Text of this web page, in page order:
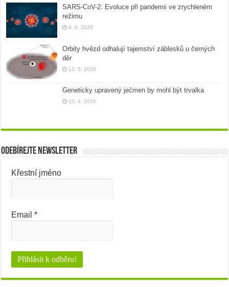
SARS-CoV-2: Evoluce při pandemii ve zrychleném
režimu
4. 6. 2026
Orbity hvězd odhalují tajemství záblesků u černých
děr
13. 5. 2026
Geneticky upravený ječmen by mohl být trvalka
10. 4. 2026
Odebírejte newsletter
Křestní jméno
Email*